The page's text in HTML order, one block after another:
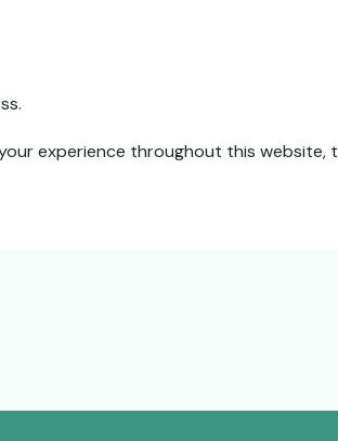
experience throughout this